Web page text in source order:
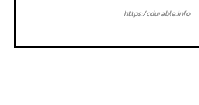
https:/cdurable.info